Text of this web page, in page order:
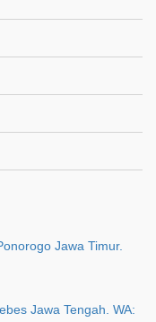
Jawa Timur.
Jawa Tengah. WA: